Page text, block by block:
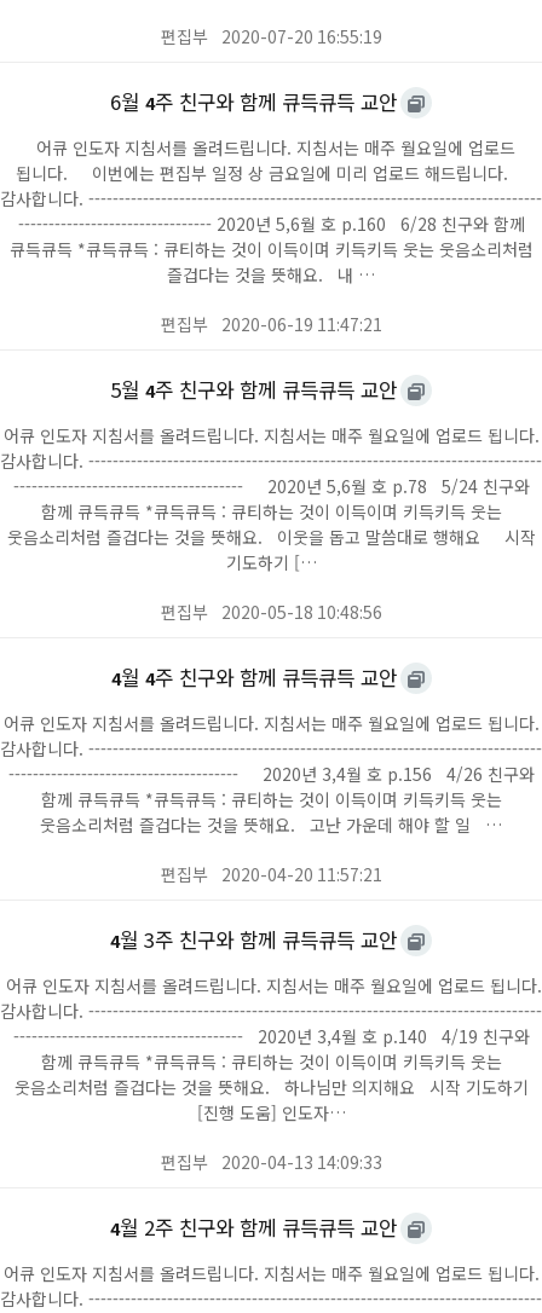
편집부 2020-07-20 16:55:19
6월 4주 친구와 함께 큐득큐득 교안
어큐 인도자 지침서를 올려드립니다. 지침서는 매주 월요일에 업로드
됩니다. 이번에는 편집부 일정 상 금요일에 미리 업로드 해드립니다.
감사합니다. ---------------------------------------------------------------------------
-------------------------------- 2020년 5,6월 호 p.160 6/28 친구와 함께
큐득큐득 *큐득큐득 : 큐티하는 것이 이득이며 키득키득 웃는 웃음소리처럼
즐겁다는 것을 뜻해요. 내 …
편집부 2020-06-19 11:47:21
5월 4주 친구와 함께 큐득큐득 교안
어큐 인도자 지침서를 올려드립니다. 지침서는 매주 월요일에 업로드 됩니다.
감사합니다. ---------------------------------------------------------------------------
-------------------------------------- 2020년 5,6월 호 p.78 5/24 친구와
함께 큐득큐득 *큐득큐득 : 큐티하는 것이 이득이며 키득키득 웃는
웃음소리처럼 즐겁다는 것을 뜻해요. 이웃을 돕고 말씀대로 행해요 시작
기도하기 […
편집부 2020-05-18 10:48:56
4월 4주 친구와 함께 큐득큐득 교안
어큐 인도자 지침서를 올려드립니다. 지침서는 매주 월요일에 업로드 됩니다.
감사합니다. ---------------------------------------------------------------------------
-------------------------------------- 2020년 3,4월 호 p.156 4/26 친구와
함께 큐득큐득 *큐득큐득 : 큐티하는 것이 이득이며 키득키득 웃는
웃음소리처럼 즐겁다는 것을 뜻해요. 고난 가운데 해야 할 일 …
편집부 2020-04-20 11:57:21
4월 3주 친구와 함께 큐득큐득 교안
어큐 인도자 지침서를 올려드립니다. 지침서는 매주 월요일에 업로드 됩니다.
감사합니다. ---------------------------------------------------------------------------
-------------------------------------- 2020년 3,4월 호 p.140 4/19 친구와
함께 큐득큐득 *큐득큐득 : 큐티하는 것이 이득이며 키득키득 웃는
웃음소리처럼 즐겁다는 것을 뜻해요. 하나님만 의지해요 시작 기도하기
[진행 도움] 인도자…
편집부 2020-04-13 14:09:33
4월 2주 친구와 함께 큐득큐득 교안
어큐 인도자 지침서를 올려드립니다. 지침서는 매주 월요일에 업로드 됩니다.
감사합니다. ---------------------------------------------------------------------------